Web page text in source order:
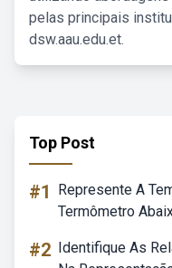
pelas principais
dsw.aau.edu.et.
Top Post
#1
Represente A
Termômetro
#2 Identifique As